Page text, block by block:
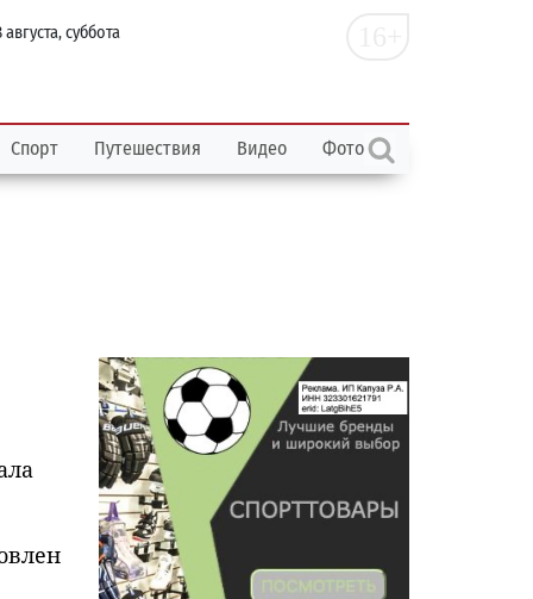
августа, суббота
Спорт Путешествия Видео Фото